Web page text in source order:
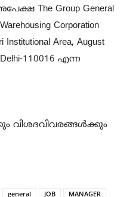
The Group General
Corporation
Institutional Area, August
Delhi-110016 എന്ന
വിശദവിവരങ്ങൾക്കും
general JOB MANAGER